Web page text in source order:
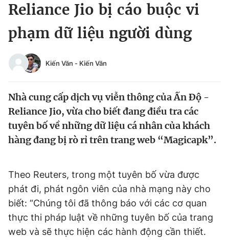
Chào ngày mới
Tin thị trường Tin 360
Video Magazine
Tiện ích Bạn cần biết
Thông tin tòa soạn Liên hệ quảng cáo
Đổi mật khẩu
Tin đã lưu
Tin đã xem
Reliance Jio bị cáo buộc vi
phạm dữ liệu người dùng
Kiến Văn - Kiến Văn
Nhà cung cấp dịch vụ viễn thông của Ấn Độ -
Reliance Jio, vừa cho biết đang điều tra các
tuyên bố về những dữ liệu cá nhân của khách
hàng đang bị rò rỉ trên trang web “Magicapk”.
Theo Reuters, trong một tuyên bố vừa được
phát đi, phát ngôn viên của nhà mạng này cho
biết: “Chúng tôi đã thông báo với các cơ quan
thực thi pháp luật về những tuyên bố của trang
web và sẽ thực hiện các hành động cần thiết.